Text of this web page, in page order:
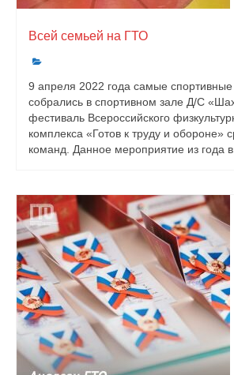
Всей семьей на ГТО
9 апреля 2022 года самые спортивные
собрались в спортивном зале Д/С
фестиваль Всероссийского
комплекса «Готов к труду и обороне»
команд. Данное мероприятие из года